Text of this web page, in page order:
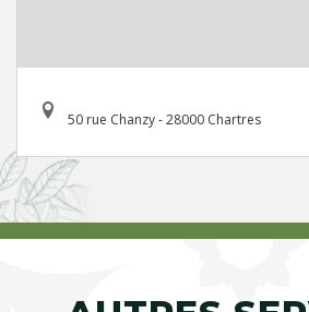
50 rue Chanzy - 28000 Chartres